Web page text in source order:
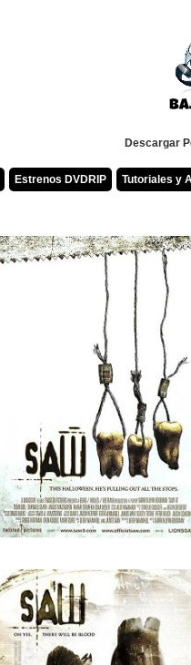
Descargar
Estrenos DVDRIP Tutoriales y